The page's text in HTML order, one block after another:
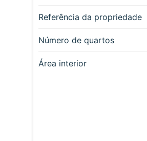
Referência da propriedade
Número de quartos
Área interior